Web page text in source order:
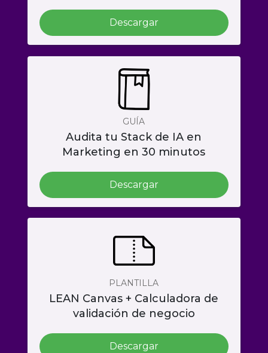
Descargar
GUÍA
Audita tu Stack de IA en
Marketing en 30 minutos
Descargar
PLANTILLA
LEAN Canvas + Calculadora de
validación de negocio
Descargar